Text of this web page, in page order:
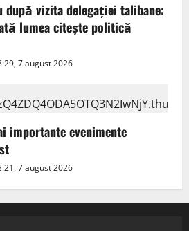
după vizita delegaţiei talibane:
lumea citeşte politică
7 august 2026
importante evenimente
7 august 2026